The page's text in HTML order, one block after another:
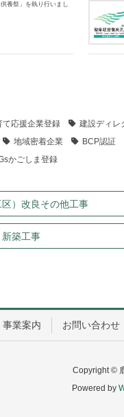
養祭」を執り行いまし
て応援企業登録 建設ディレ
地域密着企業 BCP認証
かごしま登録
）改良その他工事
築工事
業案内 お問い合わせ
Copyright ©
Powered by